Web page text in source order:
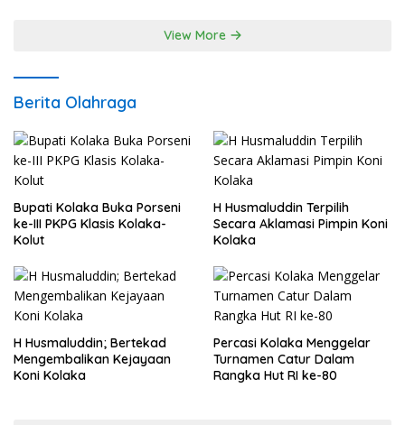
View More
Berita Olahraga
Bupati Kolaka Buka Porseni
ke-III PKPG Klasis Kolaka-
Kolut
H Husmaluddin Terpilih
Secara Aklamasi Pimpin Koni
Kolaka
H Husmaluddin; Bertekad
Mengembalikan Kejayaan
Koni Kolaka
Percasi Kolaka Menggelar
Turnamen Catur Dalam
Rangka Hut RI ke-80